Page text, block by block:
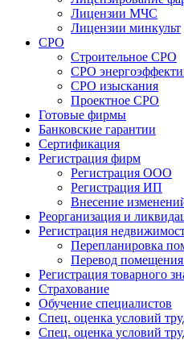
Лицензии МЧС
Лицензии минкульт
СРО
Строительное СРО
СРО
СРО изыскания
Проектное СРО
Готовые фирмы
Банковские гарантии
Сертификация
Регистрация фирм
Регистрация ООО
Регистрация ИП
Внесение
Реорганизация и
Регистрация
Перепланировка
Перевод
Регистрация товарного
Страхование
Обучение специалистов
Спец. оценка условий
Спец. оценка условий